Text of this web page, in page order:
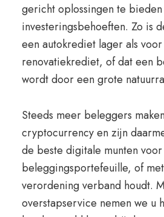
gericht oplossingen te
investeringsbehoeften. Zo is
een autokrediet lager als
renovatiekrediet, of dat een
wordt door een grote
Steeds meer beleggers
cryptocurrency en zijn
de beste digitale munten voor
beleggingsportefeuille, of
verordening verband houdt.
overstapservice nemen we u